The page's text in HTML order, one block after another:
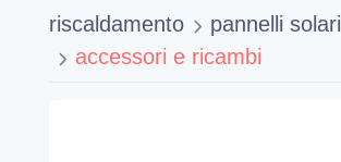
riscaldamento
pannelli solari
accessori e ricambi